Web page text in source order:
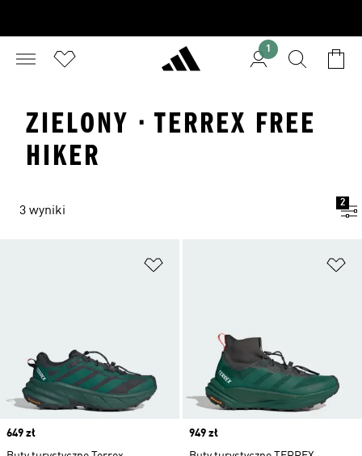
1
ZIELONY · TERREX FREE
HIKER
3 wyniki
2
Price
649 zł
Price
949 zł